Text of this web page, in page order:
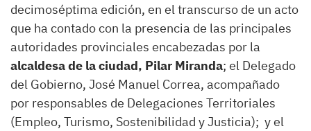
decimoséptima edición, en el transcurso de un acto
que ha contado con la presencia de las principales
autoridades provinciales encabezadas por la
alcaldesa de la ciudad, Pilar Miranda; el Delegado
del Gobierno, José Manuel Correa, acompañado
por responsables de Delegaciones Territoriales
(Empleo, Turismo, Sostenibilidad y Justicia); y el